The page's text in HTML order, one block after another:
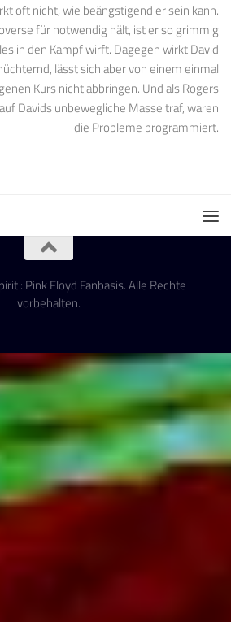
oft nicht, wie beängstigend er sein kann.
für notwendig hält, ist er so grimmig
in den Kampf wirft. Dagegen wirkt David
lässt sich aber von einem einmal
Kurs nicht abbringen. Und als Rogers
Davids unbewegliche Masse traf, waren
die Probleme programmiert.
: Pink Floyd Fanbasis. Alle Rechte
vorbehalten.